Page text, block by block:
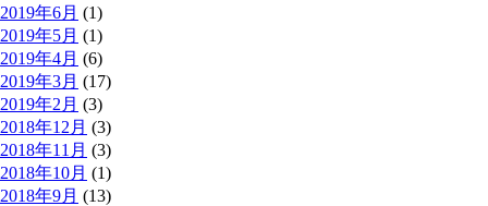
2019年6月 (1)
2019年5月 (1)
2019年4月 (6)
2019年3月 (17)
2019年2月 (3)
2018年12月 (3)
2018年11月 (3)
2018年10月 (1)
2018年9月 (13)